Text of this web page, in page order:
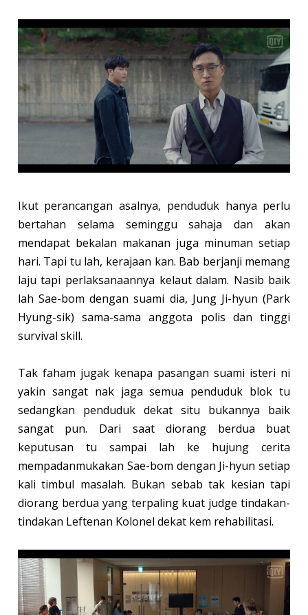
Ikut perancangan asalnya, penduduk hanya perlu
bertahan selama seminggu sahaja dan akan
mendapat bekalan makanan juga minuman setiap
hari. Tapi tu lah, kerajaan kan. Bab berjanji memang
laju tapi perlaksanaannya kelaut dalam. Nasib baik
lah Sae-bom dengan suami dia, Jung Ji-hyun (Park
Hyung-sik) sama-sama anggota polis dan tinggi
survival skill.
Tak faham jugak kenapa pasangan suami isteri ni
yakin sangat nak jaga semua penduduk blok tu
sedangkan penduduk dekat situ bukannya baik
sangat pun. Dari saat diorang berdua buat
keputusan tu sampai lah ke hujung cerita
mempadanmukakan Sae-bom dengan Ji-hyun setiap
kali timbul masalah. Bukan sebab tak kesian tapi
diorang berdua yang terpaling kuat judge tindakan-
tindakan Leftenan Kolonel dekat kem rehabilitasi.